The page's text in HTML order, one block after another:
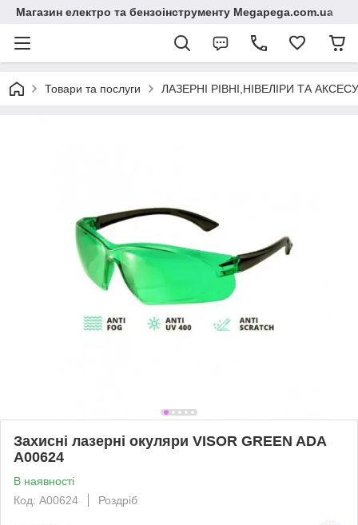
Магазин електро та бензоінструменту Megapega.com.ua
Товари та послуги ЛАЗЕРНІ РІВНІ,НІВЕЛІРИ ТА
Захисні лазерні окуляри VISOR GREEN ADA
А00624
В наявності
Код: А00624
Роздріб